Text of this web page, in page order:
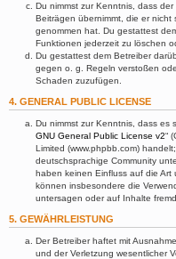
Du nimmst zur Kenntnis, dass
Beiträgen übernimmt, die er
genommen hat. Du gestattest
Funktionen jederzeit zu löschen
Du gestattest dem Betreiber
gegen o. g. Regeln verstoßen
Schaden zuzufügen.
4. GENERAL PUBLIC LICENSE
Du nimmst zur Kenntnis, dass es
GNU General Public License v2“
Limited (www.phpbb.com)
deutschsprachige Community
haben keinen Einfluss auf die Art
können insbesondere die
untersagen oder auf Inhalte
5. GEWÄHRLEISTUNG
Der Betreiber haftet mit
und der Verletzung wesentlicher